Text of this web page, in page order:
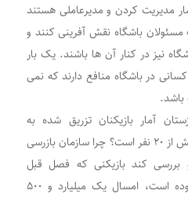
مدیریت کردن و مدیرعاملی هستند
باشگاه نقش آفرینی کنند و
نیز در کنار آن ها باشند. یک بار
در باشگاه منافع دارند که نمی
باشد.
آمار بازیکنان تزریق شده به
تیم‌های‌مان توسط یک ایجنت بیش از ۲۰ نفر است؟ چرا سازمان بازرسی
و بررسی کند بازیکنی که فصل قبل
قراردادش ۵۰۰ میلیون تومان بوده است، امسال یک میلیارد و ۵۰۰